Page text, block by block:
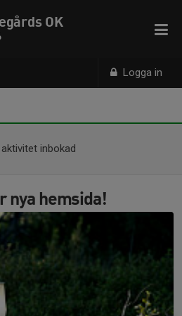
Logga in
OK
inbokad
nya hemsida!